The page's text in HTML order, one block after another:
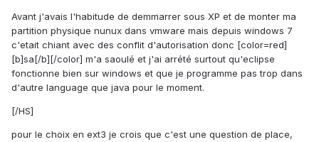
Avant j'avais l'habitude de demmarrer sous XP et de monter ma
partition physique nunux dans vmware mais depuis windows 7
c'etait chiant avec des conflit d'autorisation donc [color=red]
[b]sa[/b][/color] m'a saoulé et j'ai arrété surtout qu'eclipse
fonctionne bien sur windows et que je programme pas trop dans
d'autre language que java pour le moment.
[/HS]
pour le choix en ext3 je crois que c'est une question de place,